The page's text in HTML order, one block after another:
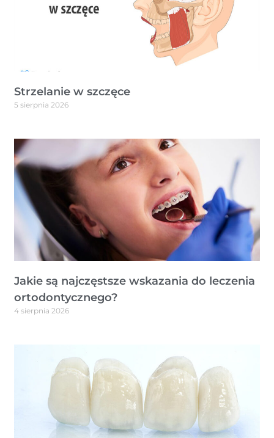
Strzelanie w szczęce
5 sierpnia 2026
Jakie są najczęstsze wskazania do leczenia
ortodontycznego?
4 sierpnia 2026